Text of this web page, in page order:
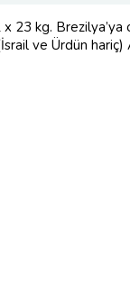
x 23 kg.
ve Ürdün